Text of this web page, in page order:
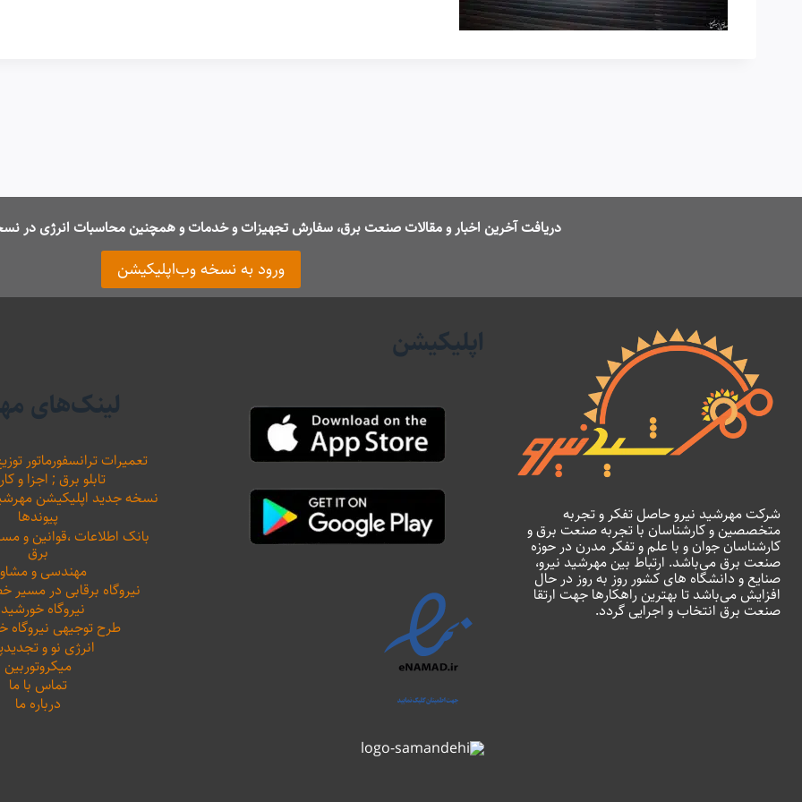
دریافت آخرین اخبار و مقالات صنعت برق، سفارش تجهیزات و خدمات و همچنین محاسبات انرژی در
ورود به نسخه وب‌اپلیکیشن
شرکت مهرشید نیرو حاصل تفکر و تجربه
متخصصین و کارشناسان با تجربه صنعت برق و
کارشناسان جوان و با علم و تفکر مدرن در حوزه
صنعت برق می‌باشد. ارتباط بین مهرشید نیرو،
صنایع و دانشگاه های کشور روز به روز در حال
افزایش می‌باشد تا بهترین راهکارها جهت ارتقا
صنعت برق انتخاب و اجرایی گردد.
اپلیکیشن
لینک‌های
تعمیرات ترانسفورماتور
تابلو برق ; اجزا و
نسخه جدید اپلیکیشن مهرشید
پیوندها
بانک اطلاعات ،‌قوانین و
برق
مهندسی و
نیروگاه برقابی در مسیر
نیروگاه
طرح توجیهی نیروگاه
انرژی نو و
میکروتوربین
تماس با ما
درباره ما